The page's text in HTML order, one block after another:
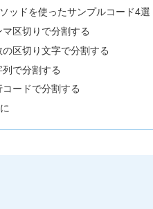
ッドを使ったサンプルコード4選
マ区切りで分割する
の区切り文字で分割する
列で分割する
コードで分割する